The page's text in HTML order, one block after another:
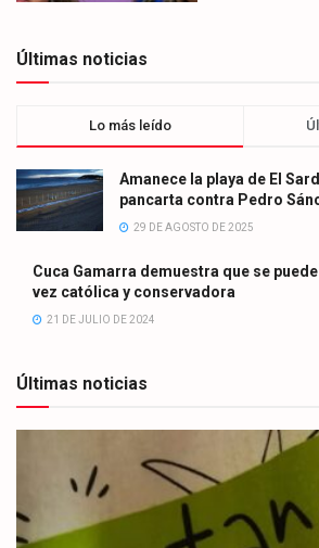
Últimas noticias
Lo más leído
Amanece la playa de El
pancarta contra Pedro
29 DE AGOSTO DE 2025
Cuca Gamarra demuestra que se
vez católica y conservadora
21 DE JULIO DE 2024
Últimas noticias